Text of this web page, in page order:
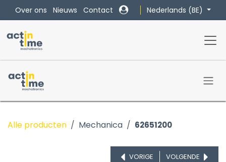
Overslaan naar inhoud
Over ons Nieuws Contact Nederlands (BE)
Alle producten Mechanica 62651200
VORIGE VOLGENDE